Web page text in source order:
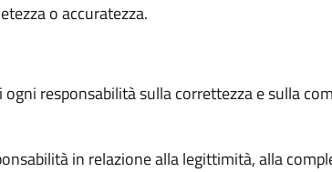
o accuratezza.
responsabilità sulla correttezza e sulla
in relazione alla legittimità, alla